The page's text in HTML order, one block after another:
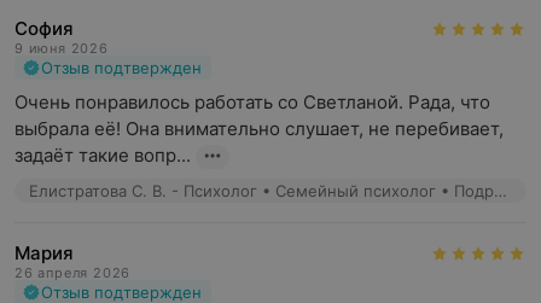
София
9 июня 2026
Отзыв подтвержден
Очень понравилось работать со Светланой. Рада, что
выбрала её! Она внимательно слушает, не перебивает,
задаёт такие вопр...
Елистратова С. В. - Психолог • Семейный психолог • Подростковый психолог
Мария
26 апреля 2026
Отзыв подтвержден